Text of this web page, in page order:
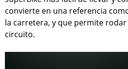
convierte en una referencia
la carretera, y que permite
circuito.